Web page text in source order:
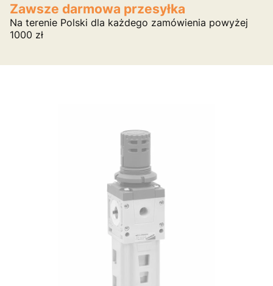
Zawsze darmowa przesyłka
Na terenie Polski dla każdego zamówienia powyżej
1000 zł